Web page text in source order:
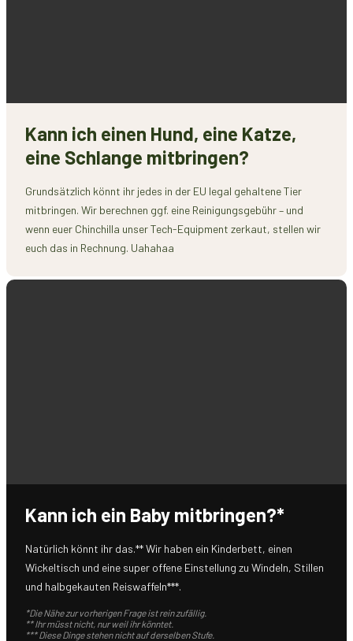
Kann ich einen Hund, eine Katze,
eine Schlange mitbringen?
Grundsätzlich könnt ihr jedes in der EU legal gehaltene Tier
mitbringen. Wir berechnen ggf. eine Reinigungsgebühr – und
wenn euer Chinchilla unser Tech-Equipment zerkaut, stellen wir
euch das in Rechnung. Uahahaa
Kann ich ein Baby mitbringen?*
Natürlich könnt ihr das.** Wir haben ein Kinderbett, einen
Wickeltisch und eine super offene Einstellung zu Windeln, Stillen
und halbgekauten Reiswaffeln***.
*Die Nähe zur vorherigen Frage ist rein zufällig.
** Ihr müsst nicht, nur weil ihr könntet.
*** Diese Dinge stehen nicht auf derselben Stufe.